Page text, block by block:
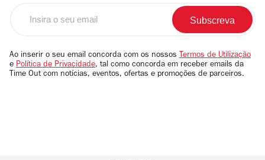
email
Ao inserir o seu email concorda com os nossos Termos de Utilização
e Política de Privacidade, tal como concorda em receber emails da
Time Out com notícias, eventos, ofertas e promoções de parceiros.